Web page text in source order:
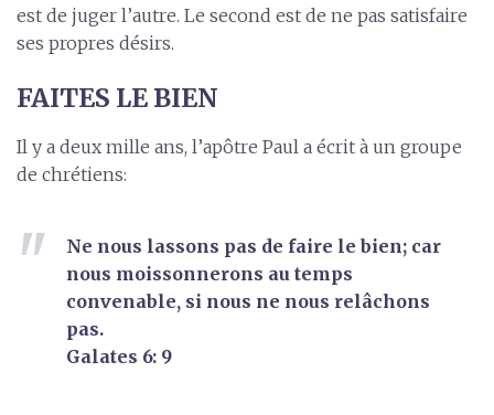
est de juger l’autre. Le second est de ne pas satisfaire
ses propres désirs.
FAITES LE BIEN
Il y a deux mille ans, l’apôtre Paul a écrit à un groupe
de chrétiens:
Ne nous lassons pas de faire le bien; car
nous moissonnerons au temps
convenable, si nous ne nous relâchons
pas.
Galates 6: 9